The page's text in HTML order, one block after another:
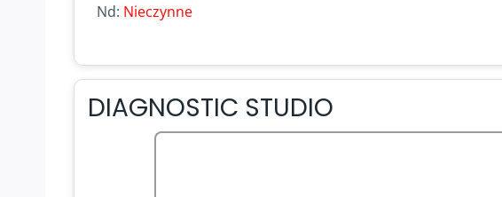
Nd: Nieczynne
DIAGNOSTIC STUDIO